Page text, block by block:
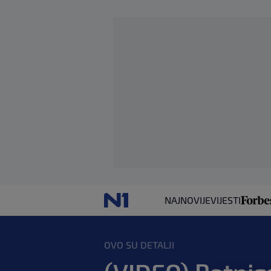
NAJNOVIJEVIJESTI
OVO SU DETALJI